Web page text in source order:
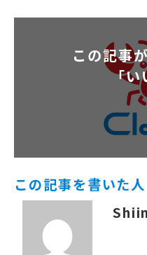
この記事
「い
この記事を書いた人